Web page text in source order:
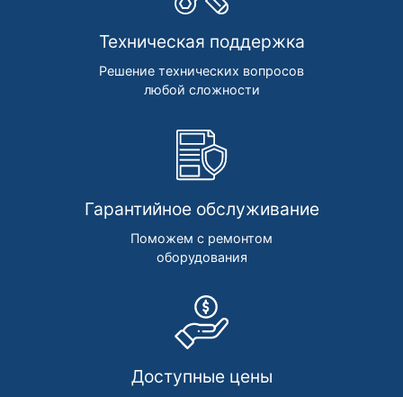
Техническая поддержка
Решение технических вопросов
любой сложности
Гарантийное обслуживание
Поможем с ремонтом
оборудования
Доступные цены